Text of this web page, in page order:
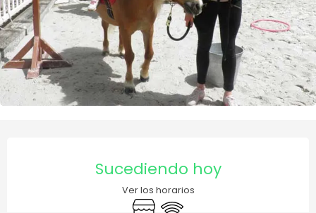
Sucediendo hoy
Ver los horarios
TiendaWifi